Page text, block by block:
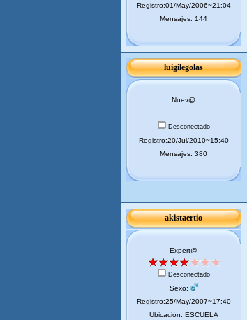
Registro:01/May/2006~21:04
Mensajes: 144
luigilegolas
Nuev@
Desconectado
Registro:20/Jul/2010~15:40
Mensajes: 380
akistaertio
Expert@
Desconectado
Sexo:
Registro:25/May/2007~17:40
Ubicación: ESCUELA